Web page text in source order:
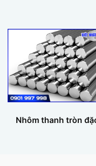
Nhôm thanh tròn